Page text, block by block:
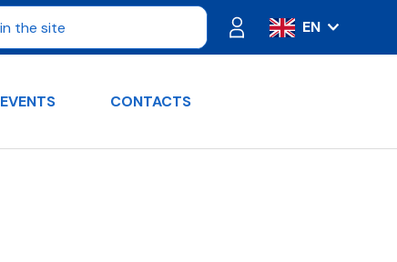
EN
IT
PT
EVENTS CONTACTS